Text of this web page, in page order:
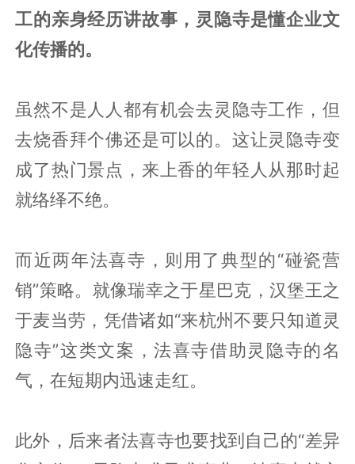
工的亲身经历讲故事，灵隐寺是懂企业文
化传播的。
虽然不是人人都有机会去灵隐寺工作，但
去烧香拜个佛还是可以的。这让灵隐寺变
成了热门景点，来上香的年轻人从那时起
就络绎不绝。
而近两年法喜寺，则用了典型的“碰瓷营
销”策略。就像瑞幸之于星巴克，汉堡王之
于麦当劳，凭借诸如“来杭州不要只知道灵
隐寺”这类文案，法喜寺借助灵隐寺的名
气，在短期内迅速走红。
此外，后来者法喜寺也要找到自己的“差异